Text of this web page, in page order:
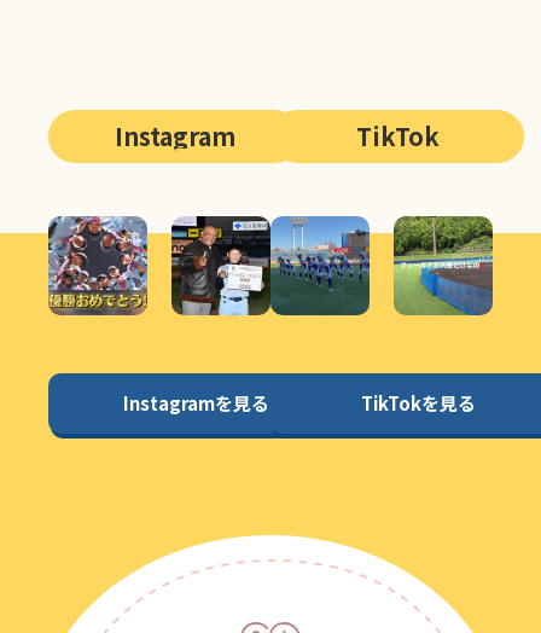
Instagram
Instagramを見る
TikTok
TikTokを見る